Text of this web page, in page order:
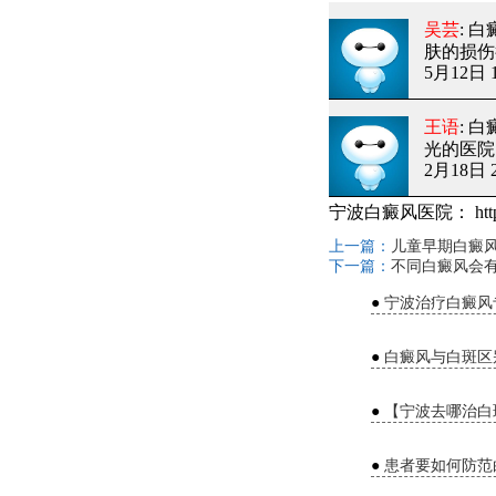
吴芸: 白
肤的损
5月12日
王语: 白
光的医
2月18日
宁波白癜风医院：
上一篇： 儿童早期白癜
下一篇： 不同白癜风会
● 宁波治疗白癜风
● 白癜风与白斑区
● 【宁波去哪治
● 患者要如何防范